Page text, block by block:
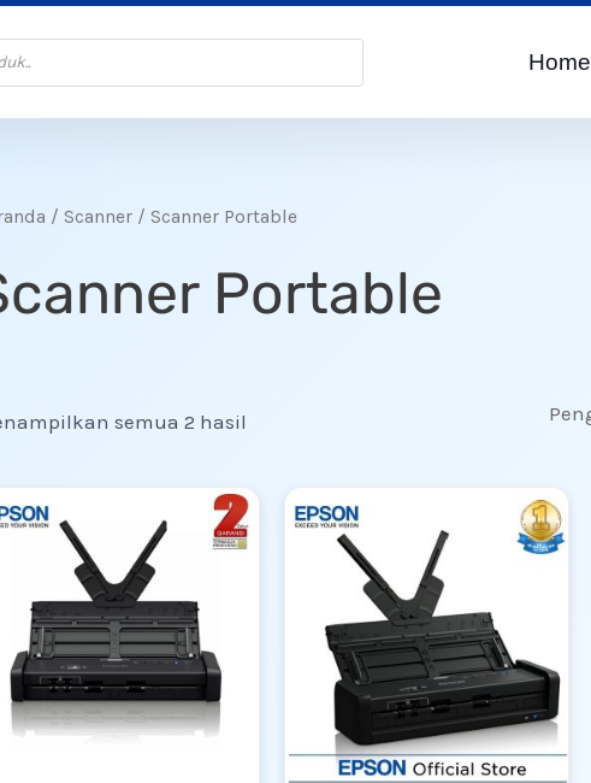
Home
/ Scanner / Scanner Portable
Portable
semua 2 hasil